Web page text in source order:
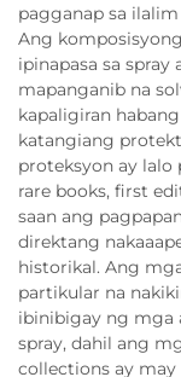
pagganap sa
Ang
ipinapasa sa
mapanganib na
kapaligiran
katangiang
proteksyon ay lalo
rare books, first
saan ang
direktang
historikal. Ang
partikular na
ibinibigay ng mga
spray, dahil ang
collections ay may